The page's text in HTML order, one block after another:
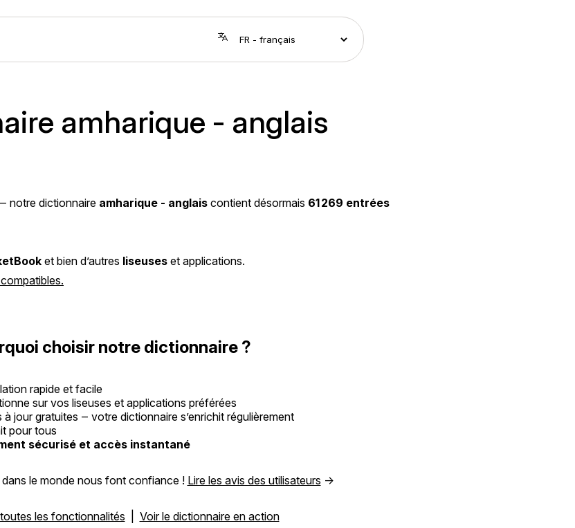
amharique - anglais
‒ notre dictionnaire amharique - anglais contient désormais 61 269 entrées
et bien d’autres liseuses et applications.
choisir notre dictionnaire ?
rapide et facile
sur vos liseuses et applications préférées
à jour gratuites ‒ votre dictionnaire s’enrichit régulièrement
pour tous
sécurisé et accès instantané
dans le monde nous font confiance ! Lire les avis des utilisateurs →
les fonctionnalités Voir le dictionnaire en action